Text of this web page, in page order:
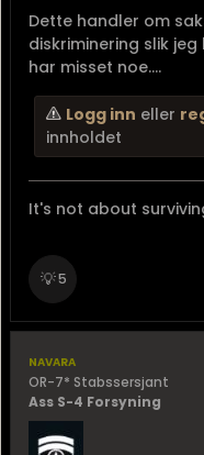
Dette handler om
diskriminering slik
har misset noe....
Logg inn eller
innholdet
It's not about
💡5
navara
OR-7* Stabssersjant
Ass S-4 Forsyning